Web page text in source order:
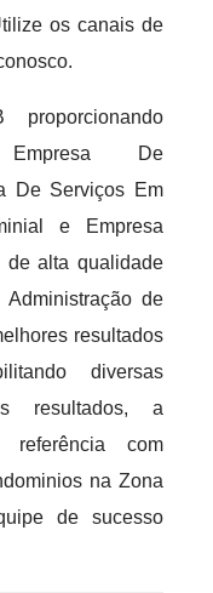
os canais de
Empresa De
De Serviços Em
e Empresa
de alta qualidade
de
resultados
diversas
resultados, a
referência com
na Zona
de sucesso